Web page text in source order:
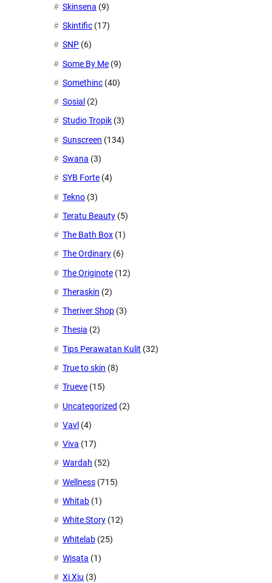
Skinsena (9)
Skintific (17)
SNP (6)
Some By Me (9)
Somethinc (40)
Sosial (2)
Studio Tropik (3)
Sunscreen (134)
Swana (3)
SYB Forte (4)
Tekno (3)
Teratu Beauty (5)
The Bath Box (1)
The Ordinary (6)
The Originote (12)
Theraskin (2)
Theriver Shop (3)
Thesia (2)
Tips Perawatan Kulit (32)
True to skin (8)
Trueve (15)
Uncategorized (2)
Vavl (4)
Viva (17)
Wardah (52)
Wellness (715)
Whitab (1)
White Story (12)
Whitelab (25)
Wisata (1)
Xi Xiu (3)